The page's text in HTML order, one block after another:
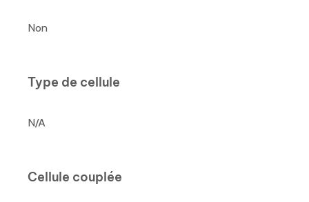
Non
Type de cellule
N/A
Cellule couplée